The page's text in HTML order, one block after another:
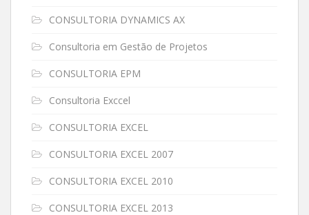
CONSULTORIA DYNAMICS AX
Consultoria em Gestão de Projetos
CONSULTORIA EPM
Consultoria Exccel
CONSULTORIA EXCEL
CONSULTORIA EXCEL 2007
CONSULTORIA EXCEL 2010
CONSULTORIA EXCEL 2013